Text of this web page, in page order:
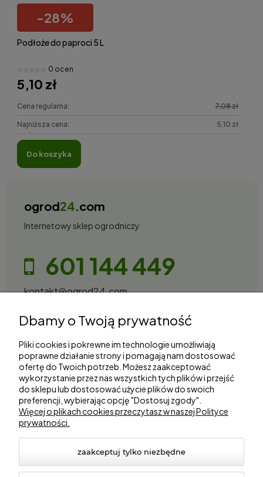
-28%
Podłoże do paproci 5 L
0 ocen
5,10 zł
Cena regularna: 7,08 zł
Najniższa cena: 5,10 zł
do koszyka
ogrod24.com
Internetowy sklep ogrodniczy
601 144 449
kontakt@ogrod24.com
Gorzowska 27, 66-530 Trzebicz
Zakupy
Informacje
Marki
Dbamy o Twoją prywatność
Pliki cookies i pokrewne im technologie umożliwiają
poprawne działanie strony i pomagają nam dostosować
ofertę do Twoich potrzeb. Możesz zaakceptować
wykorzystanie przez nas wszystkich tych plików i przejść
do sklepu lub dostosować użycie plików do swoich
preferencji, wybierając opcję "Dostosuj zgody".
Więcej o plikach cookies przeczytasz w naszej Polityce
prywatności.
zaakceptuj tylko niezbędne